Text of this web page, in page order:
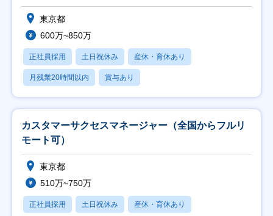
東京都
600万~850万
正社員採用 土日祝休み 産休・育休あり
月残業20時間以内 賞与あり
カスタマーサクセスマネージャー（全国からフルリ
モート可）
東京都
510万~750万
正社員採用 土日祝休み 産休・育休あり